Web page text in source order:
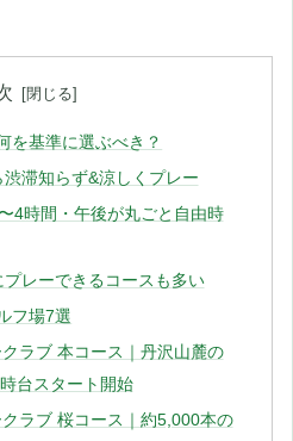
を基準に選ぶべき？
滞知らず&涼しくプレー
4時間・午後が丸ごと自由時
レーできるコースも多い
フ場7選
ラブ 本コース｜丹沢山麓の
台スタート開始
ラブ 桜コース｜約5,000本の